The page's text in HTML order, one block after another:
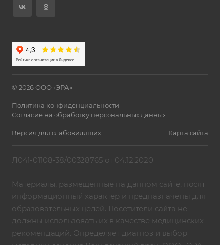
© 2026 ООО «ЭРА»
Политика конфиденциальности
Согласие на обработку персональных данных
Версия для слабовидящих Карта сайта
Л041-01108-38/00328765 от 04.12.2020
Материалы, размещенные на данном сайте, носят
информационный характер и предназначены для
образовательных целей. Посетители сайта не
должны использовать их в качестве медицинских
рекомендаций. Определяет диагноз и выбор